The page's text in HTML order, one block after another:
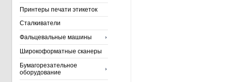
Принтеры печати этикеток
Сталкиватели
Фальцевальные машины
Широкоформатные сканеры
Бумагорезательное
оборудование